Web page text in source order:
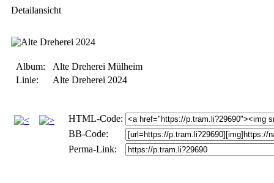
Detailansicht
Album:
Alte Dreherei Mülheim
Linie:
Alte Dreherei 2024
HTML-Code:
BB-Code:
Perma-Link: